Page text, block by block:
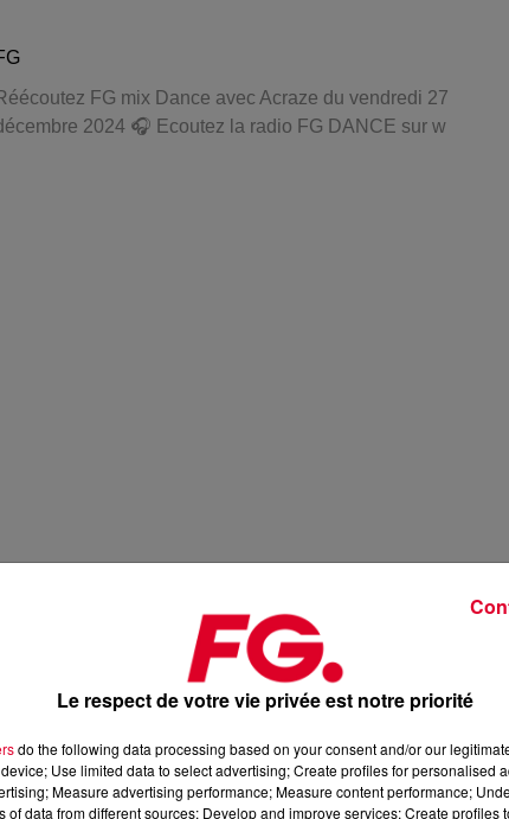
FG mix Dance avec Acraze du vendredi 27
2024 🎧 Ecoutez la radio FG DANCE sur w
2024
Le respect de votre vie privée est notre priorité
do the following data processing based on your consent and/or our
Use limited data to select advertising; Create profiles for personalised
Measure advertising performance; Measure content performance;
of data from different sources; Develop and improve services; Create profiles